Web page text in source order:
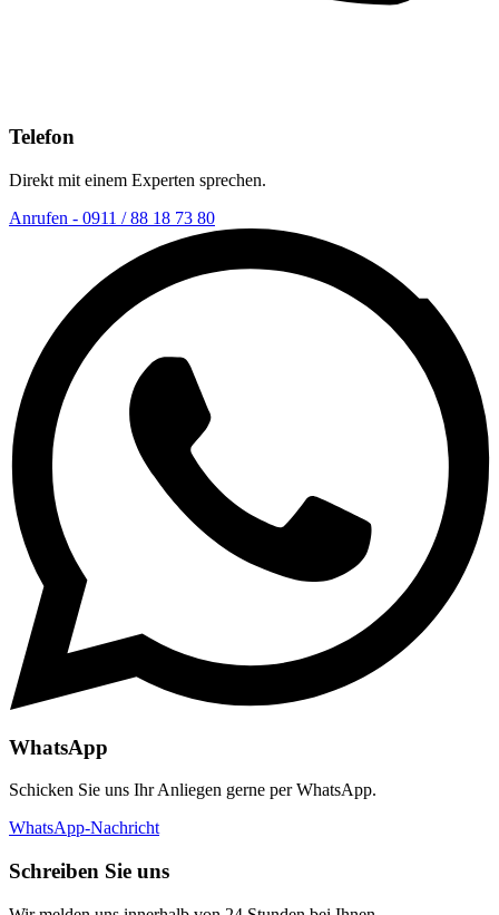
Telefon
Direkt mit einem Experten sprechen.
Anrufen - 0911 / 88 18 73 80
WhatsApp
Schicken Sie uns Ihr Anliegen gerne per WhatsApp.
WhatsApp-Nachricht
Schreiben Sie uns